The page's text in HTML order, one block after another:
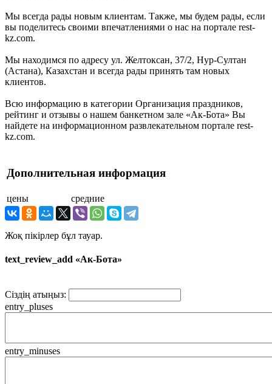
Мы всегда рады новым клиентам. Также, мы будем рады, если
вы поделитесь своими впечатлениями о нас на портале rest-
kz.com.
Мы находимся по адресу ул. Желтоксан, 37/2, Нур-Султан
(Астана), Казахстан и всегда рады принять там новых
клиентов.
Всю информацию в категории Организация праздников,
рейтинг и отзывы о нашем банкетном зале «Ак-Бота» Вы
найдете на информационном развлекательном портале rest-
kz.com.
Дополнительная информация
цены средние
Жоқ пікірлер бұл тауар.
text_review_add «Ак-Бота»
Сіздің атыңыз:
entry_pluses
entry_minuses